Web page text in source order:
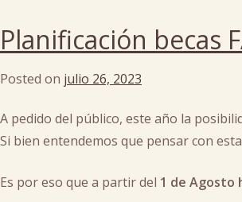
arte,
cultura
Planificación becas
Posted on julio 26, 2023
A pedido del público, este año la
Si bien entendemos que pensar con
Es por eso que a partir del 1 de Agosto